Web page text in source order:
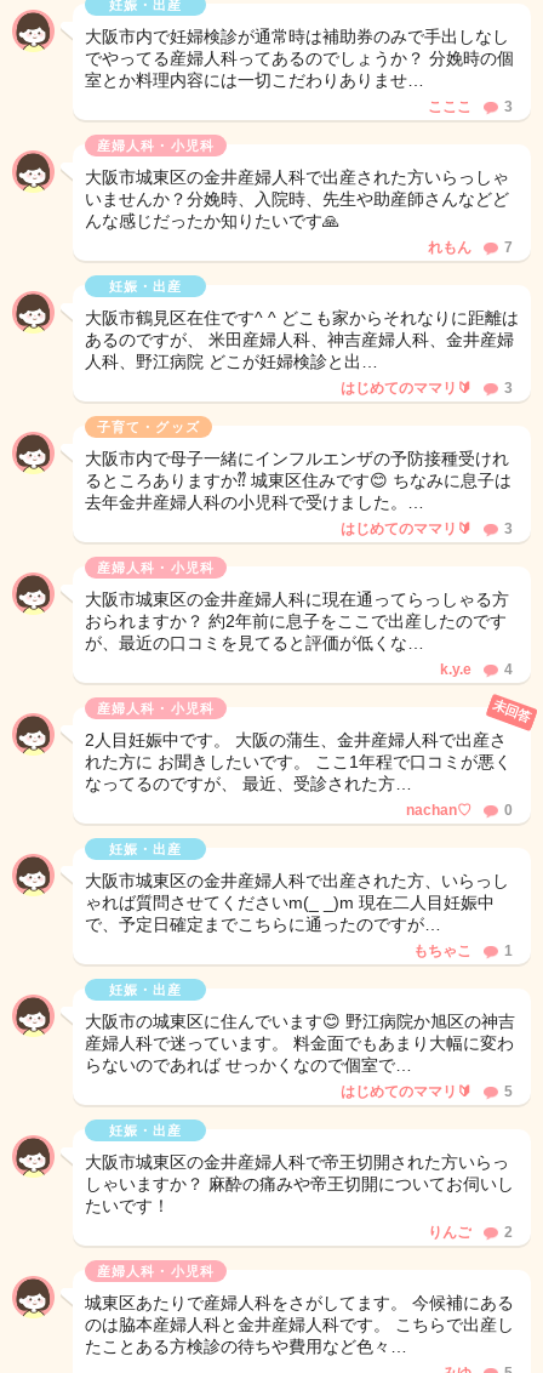
妊娠・出産
大阪市内で妊婦検診が通常時は補助券のみで手出しなし
でやってる産婦人科ってあるのでしょうか？ 分娩時の個
室とか料理内容には一切こだわりありませ…
こここ 3
産婦人科・小児科
大阪市城東区の金井産婦人科で出産された方いらっしゃ
いませんか？分娩時、入院時、先生や助産師さんなどど
んな感じだったか知りたいです🙏
れもん 7
妊娠・出産
大阪市鶴見区在住です^ ^ どこも家からそれなりに距離は
あるのですが、 米田産婦人科、神吉産婦人科、金井産婦
人科、野江病院 どこが妊婦検診と出…
はじめてのママリ🔰 3
子育て・グッズ
大阪市内で母子一緒にインフルエンザの予防接種受けれ
るところありますか⁇ 城東区住みです😊 ちなみに息子は
去年金井産婦人科の小児科で受けました。…
はじめてのママリ🔰 3
産婦人科・小児科
大阪市城東区の金井産婦人科に現在通ってらっしゃる方
おられますか？ 約2年前に息子をここで出産したのです
が、最近の口コミを見てると評価が低くな…
k.y.e 4
産婦人科・小児科
2人目妊娠中です。 大阪の蒲生、金井産婦人科で出産さ
れた方に お聞きしたいです。 ここ1年程で口コミが悪く
なってるのですが、 最近、受診された方…
未回答
nachan♡ 0
妊娠・出産
大阪市城東区の金井産婦人科で出産された方、いらっし
ゃれば質問させてくださいm(_ _)m 現在二人目妊娠中
で、予定日確定までこちらに通ったのですが…
もちゃこ 1
妊娠・出産
大阪市の城東区に住んでいます😊 野江病院か旭区の神吉
産婦人科で迷っています。 料金面でもあまり大幅に変わ
らないのであれば せっかくなので個室で…
はじめてのママリ🔰 5
妊娠・出産
大阪市城東区の金井産婦人科で帝王切開された方いらっ
しゃいますか？ 麻酔の痛みや帝王切開についてお伺いし
たいです！
りんご 2
産婦人科・小児科
城東区あたりで産婦人科をさがしてます。 今候補にある
のは脇本産婦人科と金井産婦人科です。 こちらで出産し
たことある方検診の待ちや費用など色々…